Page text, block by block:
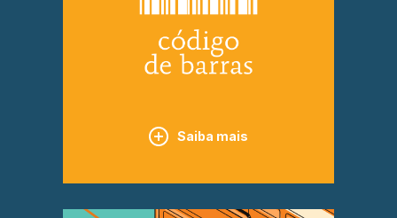
Saiba mais